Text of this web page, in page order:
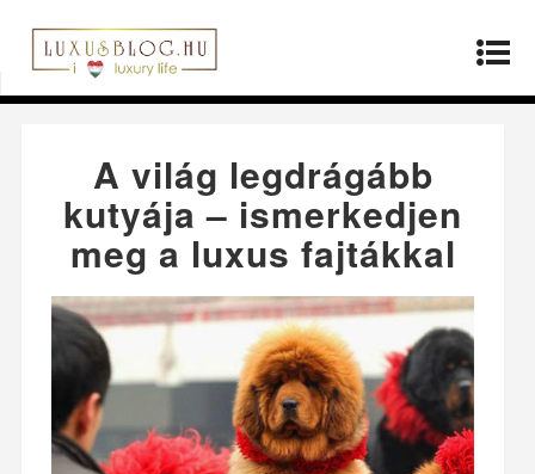
Kezdőlap»Életmód
A világ legdrágább kutyája
– ismerkedjen meg a luxus fajtákkal
A világ legdrágább
kutyája – ismerkedjen
meg a luxus fajtákkal